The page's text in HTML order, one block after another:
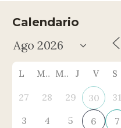
Calendario
L M M J V S
27 28 29 30 31
3
4 5 6 7